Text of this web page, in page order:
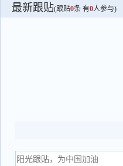
最新跟贴(跟贴0条 有0人参与)